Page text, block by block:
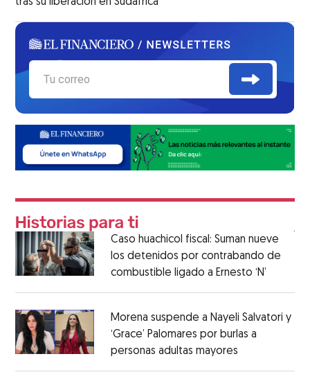
Caso huachicol fiscal: Suman nueve
los detenidos por contrabando de
combustible ligado a Ernesto ‘N’
Morena suspende a Nayeli Salvatori y
‘Grace’ Palomares por burlas a
personas adultas mayores